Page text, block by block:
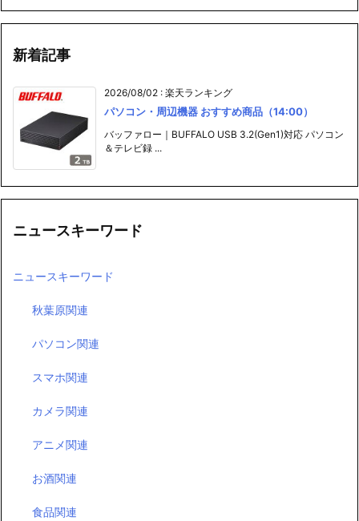
新着記事
2026/08/02 : 楽天ランキング
パソコン・周辺機器 おすすめ商品（14:00）
バッファロー｜BUFFALO USB 3.2(Gen1)対応 パソコン
＆テレビ録 ...
ニュースキーワード
ニュースキーワード
秋葉原関連
パソコン関連
スマホ関連
カメラ関連
アニメ関連
お酒関連
食品関連